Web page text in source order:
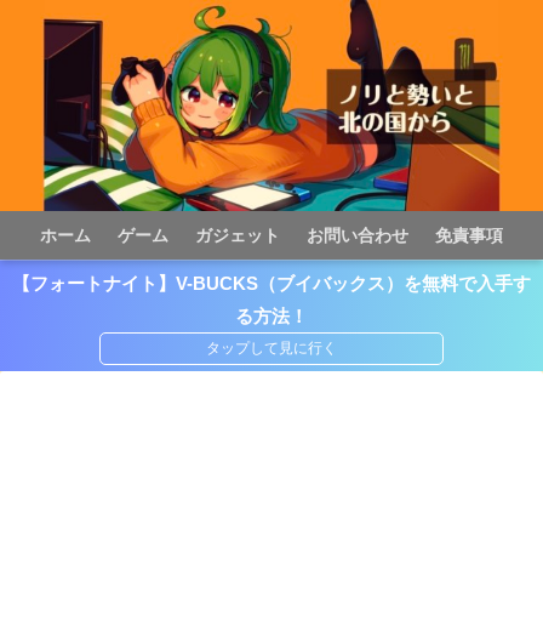
ホーム ゲーム ガジェット お問い合わせ 免責事項
【フォートナイト】V-BUCKS（ブイバックス）を無料で入手す
る方法！